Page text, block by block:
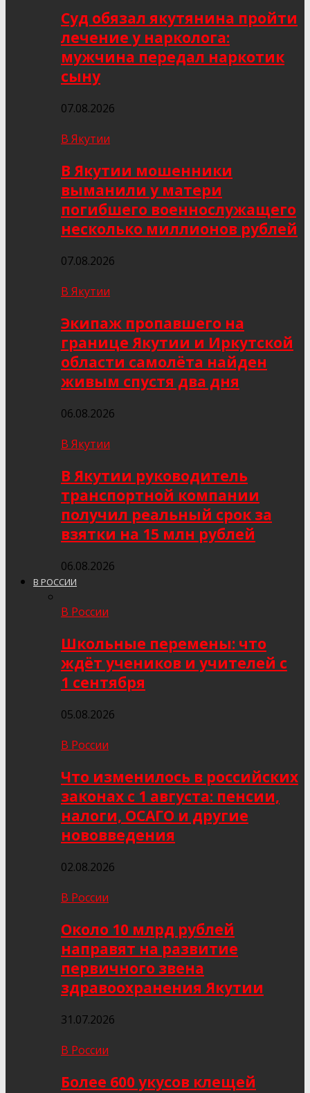
Суд обязал якутянина пройти
лечение у нарколога:
мужчина передал наркотик
сыну
07.08.2026
В Якутии
В Якутии мошенники
выманили у матери
погибшего военнослужащего
несколько миллионов рублей
07.08.2026
В Якутии
Экипаж пропавшего на
границе Якутии и Иркутской
области самолёта найден
живым спустя два дня
06.08.2026
В Якутии
В Якутии руководитель
транспортной компании
получил реальный срок за
взятки на 15 млн рублей
06.08.2026
В РОССИИ
В России
Школьные перемены: что
ждёт учеников и учителей с
1 сентября
05.08.2026
В России
Что изменилось в российских
законах с 1 августа: пенсии,
налоги, ОСАГО и другие
нововведения
02.08.2026
В России
Около 10 млрд рублей
направят на развитие
первичного звена
здравоохранения Якутии
31.07.2026
В России
Более 600 укусов клещей